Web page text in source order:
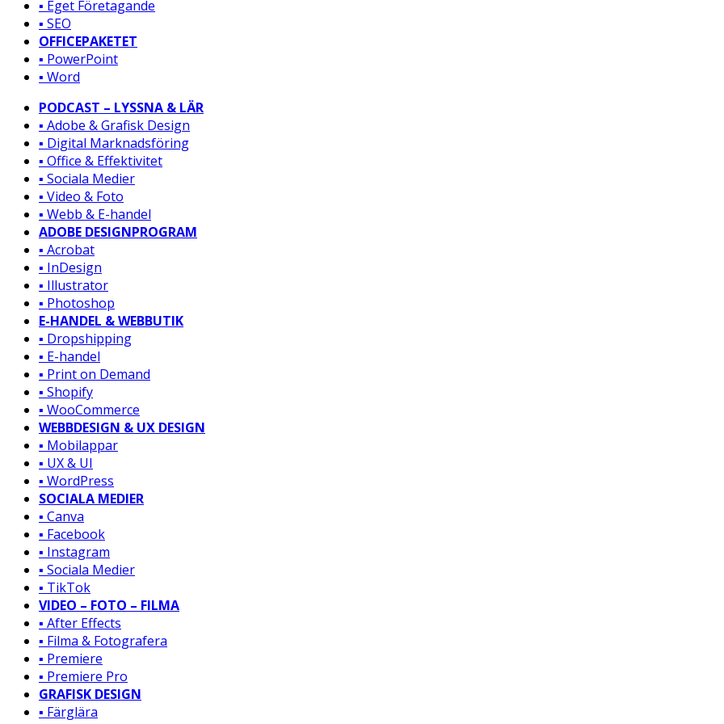
▪️ Eget Företagande
▪️ SEO
OFFICEPAKETET
▪️ PowerPoint
▪️ Word
PODCAST – LYSSNA & LÄR
▪️ Adobe & Grafisk Design
▪️ Digital Marknadsföring
▪️ Office & Effektivitet
▪️ Sociala Medier
▪️ Video & Foto
▪️ Webb & E-handel
ADOBE DESIGNPROGRAM
▪️ Acrobat
▪️ InDesign
▪️ Illustrator
▪️ Photoshop
E-HANDEL & WEBBUTIK
▪️ Dropshipping
▪️ E-handel
▪️ Print on Demand
▪️ Shopify
▪️ WooCommerce
WEBBDESIGN & UX DESIGN
▪️ Mobilappar
▪️ UX & UI
▪️ WordPress
SOCIALA MEDIER
▪️ Canva
▪️ Facebook
▪️ Instagram
▪️ Sociala Medier
▪️ TikTok
VIDEO – FOTO – FILMA
▪️ After Effects
▪️ Filma & Fotografera
▪️ Premiere
▪️ Premiere Pro
GRAFISK DESIGN
▪️ Färglära